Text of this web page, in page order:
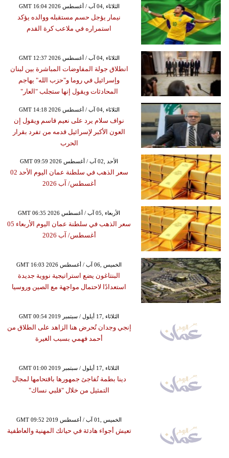
GMT 16:04 2026 الثلاثاء ,04 آب / أغسطس
نيمار يؤجل حسم مستقبله ووالده يؤكد
استمراره في ملاعب كرة القدم
GMT 12:37 2026 الثلاثاء ,04 آب / أغسطس
انطلاق جولة المفاوضات المباشرة بين لبنان
وإسرائيل في روما و"حزب الله" يهاجم
المحادثات ويقول إنها ستجلب "العار"
GMT 14:18 2026 الثلاثاء ,04 آب / أغسطس
نواف سلام يرد على نعيم قاسم ويقول إن
العون الأكبر لإسرائيل قدمه من تفرد بقرار
الحرب
GMT 09:59 2026 الأحد ,02 آب / أغسطس
سعر الذهب في سلطنة عمان اليوم الأحد 02
أغسطس/ آب 2026
GMT 06:35 2026 الأربعاء ,05 آب / أغسطس
سعر الذهب في سلطنة عمان اليوم الأربعاء 05
أغسطس/ آب 2026
GMT 16:03 2026 الخميس ,06 آب / أغسطس
البنتاغون يضع استراتيجية نووية جديدة
استعدادًا لاحتمال مواجهة مع الصين وروسيا
GMT 00:54 2019 الثلاثاء ,17 أيلول / سبتمبر
إنجي وجدان تُحرض هنا الزاهد على الطلاق من
أحمد فهمي بسبب الغيرة
GMT 01:00 2019 الثلاثاء ,17 أيلول / سبتمبر
دينا بطمة تُفاجئ جمهورها باقتحامها لمجال
التمثيل من خلال "قلبي نساك"
GMT 09:52 2019 الخميس ,01 آب / أغسطس
تعيش أجواء هادئة في حياتك المهنية والعاطفية